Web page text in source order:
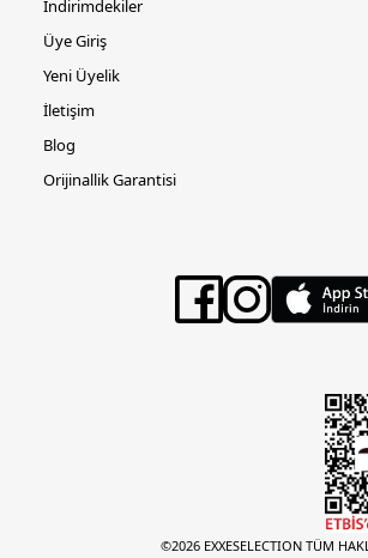
İndirimdekiler
Üye Giriş
Yeni Üyelik
İletişim
Blog
Orijinallik Garantisi
©2026 EXXESELECTION TÜM